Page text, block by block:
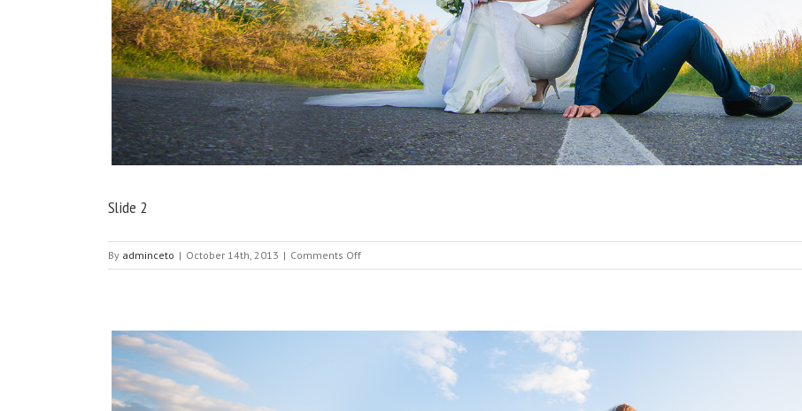
Slide 2
By adminceto | October 14th, 2013 | Comments Offon
Slide